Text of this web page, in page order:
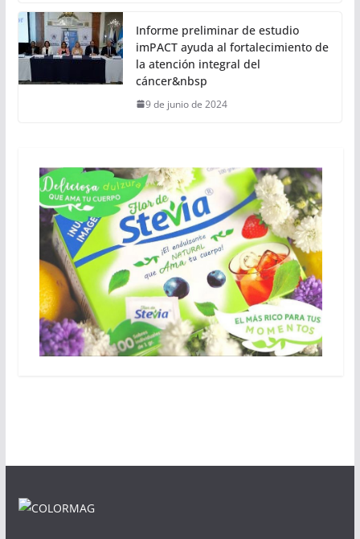
Informe preliminar de estudio
imPACT ayuda al fortalecimiento de
la atención integral del
cáncer&nbsp
9 de junio de 2024